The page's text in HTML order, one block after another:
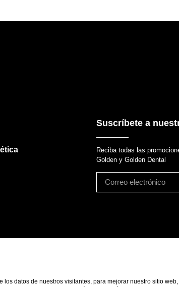
Suscríbete a
Reciba todas las
Golden y Golden Dental
los datos de nuestros visitantes, para mejorar nuestro sitio